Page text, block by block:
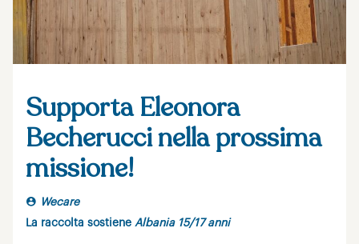
Supporta Eleonora
Becherucci nella prossima
missione!
Wecare
La raccolta sostiene Albania 15/17 anni